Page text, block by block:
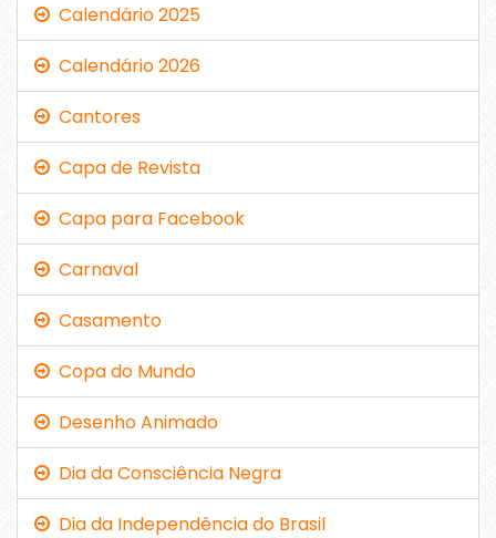
Calendário 2025
Calendário 2026
Cantores
Capa de Revista
Capa para Facebook
Carnaval
Casamento
Copa do Mundo
Desenho Animado
Dia da Consciência Negra
Dia da Independência do Brasil